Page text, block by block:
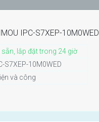
IPC-S7XEP-10M0WED
lắp đặt trong 24 giờ
S7XEP-10M0WED
và công